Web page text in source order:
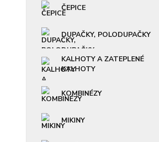
ČEPICE
DUPAČKY, POLODUPAČKY
KALHOTY A ZATEPLENÉ
KALHOTY
KOMBINÉZY
MIKINY